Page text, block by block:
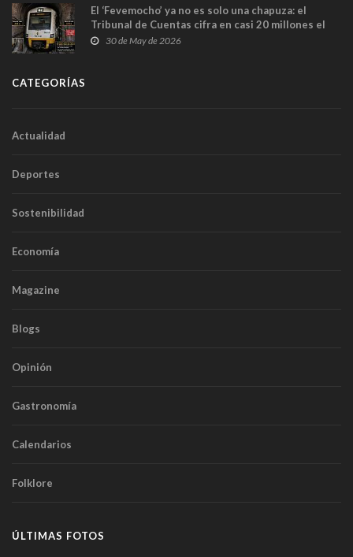
El ‘Fevemocho’ ya no es solo una chapuza: el
Tribunal de Cuentas cifra en casi 20 millones el
sobrecoste de los trenes que no cabían por los
30 de May de 2026
CATEGORÍAS
Actualidad
Deportes
Sostenibilidad
Economía
Magazine
Blogs
Opinión
Gastronomía
Calendarios
Folklore
ÚLTIMAS FOTOS